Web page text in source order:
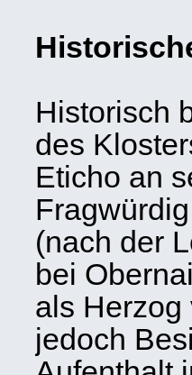
Historisch
des
Eticho an
(nach der
bei
als Herzog
jedoch